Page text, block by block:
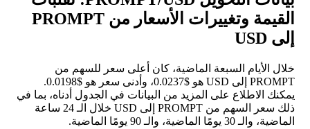
القيمة وتغييرات الأسعار من PROMPT
إلى USD
خلال الأيام السبعة الماضية، كان أعلى سعر للسهم من
PROMPT إلى USD هو $0.0237، وأدنى سعر هو $0.0198.
يمكنك الاطلاع على المزيد من البيانات في الجدول أدناه، بما في
ذلك سعر السهم من PROMPT إلى USD خلال الـ 24 ساعة
الماضية، والـ 30 يومًا الماضية، والـ 90 يومًا الماضية.